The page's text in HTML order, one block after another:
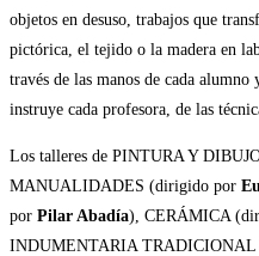
objetos en desuso, trabajos que
pictórica, el tejido o la madera en
través de las manos de cada
instruye cada profesora, de las
Los talleres de PINTURA Y
MANUALIDADES (dirigido por
por Pilar Abadía), CERÁMICA
INDUMENTARIA